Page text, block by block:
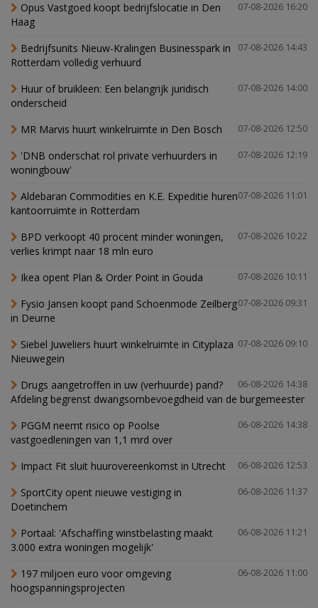
07-08-2026 16:20
Opus Vastgoed koopt bedrijfslocatie in Den
Haag
07-08-2026 14:43
Bedrijfsunits Nieuw-Kralingen Businesspark in
Rotterdam volledig verhuurd
07-08-2026 14:00
Huur of bruikleen: Een belangrijk juridisch
onderscheid
07-08-2026 12:50
MR Marvis huurt winkelruimte in Den Bosch
07-08-2026 12:19
'DNB onderschat rol private verhuurders in
woningbouw'
07-08-2026 11:01
Aldebaran Commodities en K.E. Expeditie huren
kantoorruimte in Rotterdam
07-08-2026 10:22
BPD verkoopt 40 procent minder woningen,
verlies krimpt naar 18 mln euro
07-08-2026 10:11
Ikea opent Plan & Order Point in Gouda
07-08-2026 09:31
Fysio Jansen koopt pand Schoenmode Zeilberg
in Deurne
07-08-2026 09:10
Siebel Juweliers huurt winkelruimte in Cityplaza
Nieuwegein
06-08-2026 14:38
Drugs aangetroffen in uw (verhuurde) pand?
Afdeling begrenst dwangsombevoegdheid van de burgemeester
06-08-2026 14:38
PGGM neemt risico op Poolse
vastgoedleningen van 1,1 mrd over
06-08-2026 12:53
Impact Fit sluit huurovereenkomst in Utrecht
06-08-2026 11:37
SportCity opent nieuwe vestiging in
Doetinchem
06-08-2026 11:21
Portaal: 'Afschaffing winstbelasting maakt
3.000 extra woningen mogelijk'
06-08-2026 11:00
197 miljoen euro voor omgeving
hoogspanningsprojecten